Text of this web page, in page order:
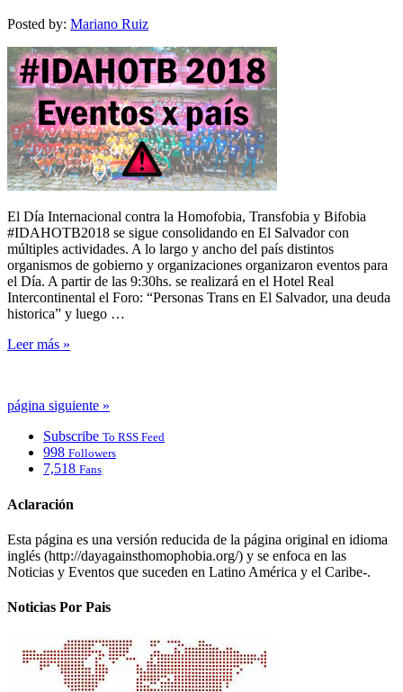
Posted by: Mariano Ruiz
El Día Internacional contra la Homofobia, Transfobia y Bifobia
#IDAHOTB2018 se sigue consolidando en El Salvador con
múltiples actividades. A lo largo y ancho del país distintos
organismos de gobierno y organizaciones organizaron eventos para
el Día. A partir de las 9:30hs. se realizará en el Hotel Real
Intercontinental el Foro: “Personas Trans en El Salvador, una deuda
historica” y luego …
Leer más »
página siguiente »
Subscribe To RSS Feed
998 Followers
7,518 Fans
Aclaración
Esta página es una versión reducida de la página original en idioma
inglés (http://dayagainsthomophobia.org/) y se enfoca en las
Noticias y Eventos que suceden en Latino América y el Caribe-.
Noticias Por Pais